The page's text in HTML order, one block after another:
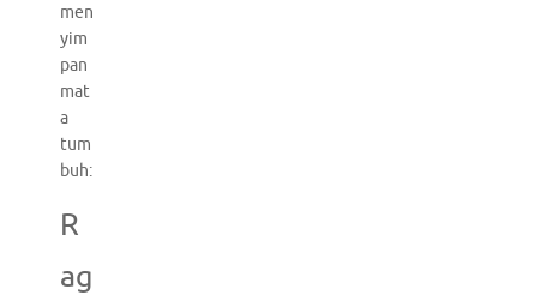
men
yim
pan
mat
a
tum
buh:
R
ag